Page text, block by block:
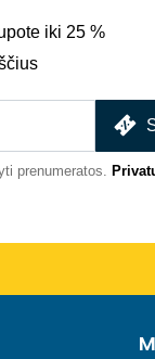
iki 25 %
prenumeratos.